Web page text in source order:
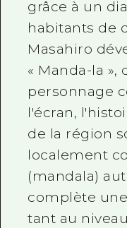
grâce à un
habitants de
Masahiro
« Manda-la »,
personnage
l'écran,
de la région
localement
(mandala)
complète
tant au